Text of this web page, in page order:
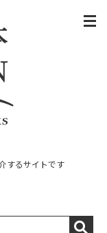
するサイトです